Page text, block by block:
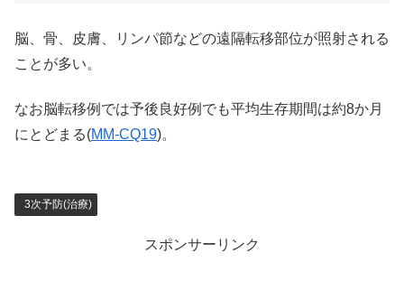
脳、骨、皮膚、リンパ節などの遠隔転移部位が照射される
ことが多い。
なお脳転移例では予後良好例でも平均生存期間は約8か月
にとどまる(MM-CQ19)。
3次予防(治療)
スポンサーリンク